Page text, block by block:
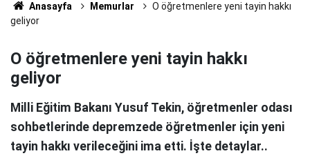
Anasayfa Memurlar
O öğretmenlere yeni tayin hakkı
geliyor
O öğretmenlere yeni tayin hakkı
geliyor
Milli Eğitim Bakanı Yusuf Tekin, öğretmenler odası
sohbetlerinde depremzede öğretmenler için yeni
tayin hakkı verileceğini ima etti. İşte detaylar..